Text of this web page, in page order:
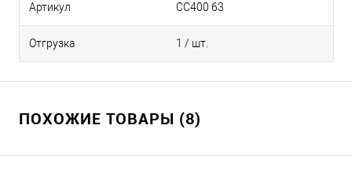
Артикул CC400 63
Отгрузка 1 / шт.
ПОХОЖИЕ ТОВАРЫ (8)